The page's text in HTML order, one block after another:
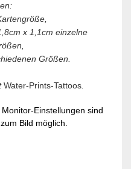
x 1,1cm einzelne
Größen.
Water-Prints-Tattoos
Einstellungen sind
Bild möglich.